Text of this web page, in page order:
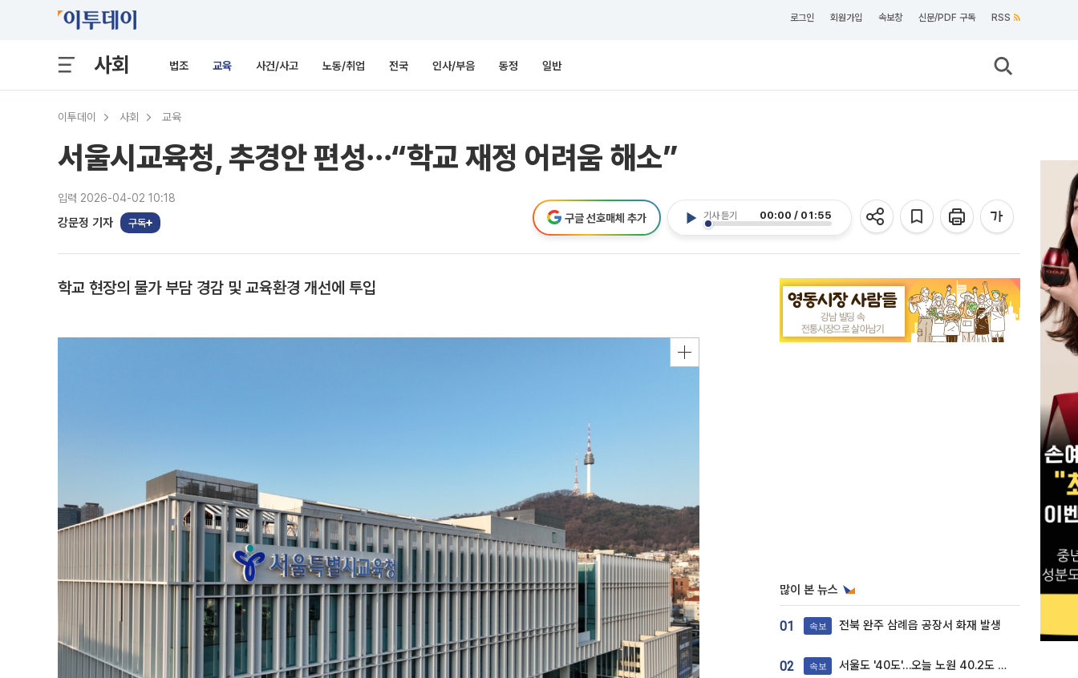
로그인 회원가입 속보창 신문/PDF 구독 RSS
사회 법조 교육 사건/사고 노동/취업 전국 인사/부음 동정 일반
이투데이 사회 교육
서울시교육청, 추경안 편성⋯“학교 재정 어려움 해소”
입력 2026-04-02 10:18
강문정 기자 구독
기사 듣기 00:00 / 01:55
구글 선호매체 추가
학교 현장의 물가 부담 경감 및 교육환경 개선에 투입
많이 본 뉴스
01 속보 전북 완주 삼례읍 공장서 화재 발생
02 속보 서울도 '40도'…오늘 노원 40.2도 기록